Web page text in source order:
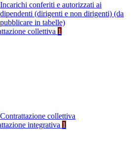
Incarichi conferiti e autorizzati ai
dipendenti (dirigenti e non dirigenti) (da
pubblicare in tabelle)
collettiva 1
Contrattazione collettiva
integrativa 1